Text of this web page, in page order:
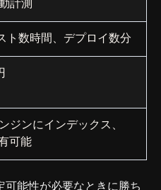
計測
ト数時間、デプロイ数分
ジンにインデックス、
可能
可能性が必要なときに勝ち